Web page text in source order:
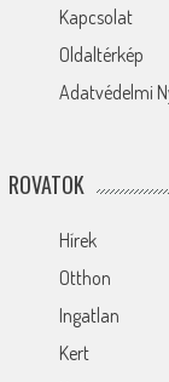
Kapcsolat
Oldaltérkép
Adatvédelmi
ROVATOK
Hírek
Otthon
Ingatlan
Kert